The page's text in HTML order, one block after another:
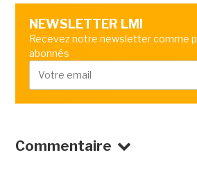
NEWSLETTER LMI
Recevez notre newsletter comme
abonnés
Commentaire